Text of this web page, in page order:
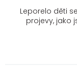
Leporelo děti
projevy, jako